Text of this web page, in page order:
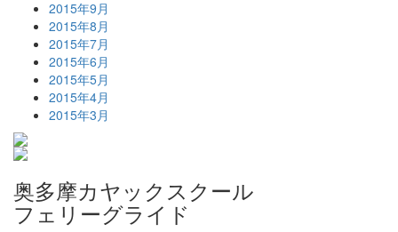
2015年9月
2015年8月
2015年7月
2015年6月
2015年5月
2015年4月
2015年3月
奥多摩カヤックスクール
フェリーグライド